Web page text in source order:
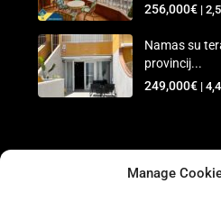
Manage
256,000€ |
Namas su
provincij...
249,000€ |
©2025 IS Real Estate